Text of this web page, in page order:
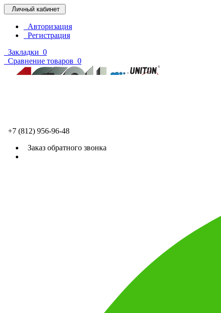
Личный кабинет
Авторизация
Регистрация
Закладки 0
Сравнение товаров 0
+7 (812) 956-96-48
Заказ обратного звонка